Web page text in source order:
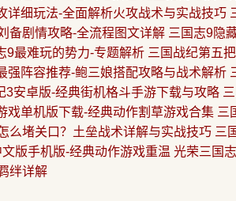
详细玩法-全面解析火攻战术与实战技巧
备剧情攻略-全流程图文详解 三国志9隐
9最难玩的势力-专题解析 三国战纪第五
强阵容推荐-鲍三娘搭配攻略与战术解析
3安卓版-经典街机格斗手游下载与攻略
戏单机版下载-经典动作割草游戏合集 三
么堵关口？土垒战术详解与实战技巧 三
版手机版-经典动作游戏重温 光荣三国
绊详解